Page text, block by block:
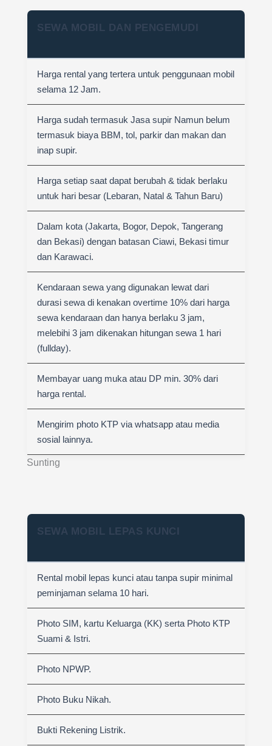
Sunting
SEWA MOBIL DAN PENGEMUDI
Harga rental yang tertera untuk penggunaan mobil
selama 12 Jam.
Harga sudah termasuk Jasa supir Namun belum
termasuk biaya BBM, tol, parkir dan makan dan
inap supir.
Harga setiap saat dapat berubah & tidak berlaku
untuk hari besar (Lebaran, Natal & Tahun Baru)
Dalam kota (Jakarta, Bogor, Depok, Tangerang
dan Bekasi) dengan batasan Ciawi, Bekasi timur
dan Karawaci.
Kendaraan sewa yang digunakan lewat dari
durasi sewa di kenakan overtime 10% dari harga
sewa kendaraan dan hanya berlaku 3 jam,
melebihi 3 jam dikenakan hitungan sewa 1 hari
(fullday).
Membayar uang muka atau DP min. 30% dari
harga rental.
Mengirim photo KTP via whatsapp atau media
sosial lainnya.
SEWA MOBIL LEPAS KUNCI
Rental mobil lepas kunci atau tanpa supir minimal
peminjaman selama 10 hari.
Photo SIM, kartu Keluarga (KK) serta Photo KTP
Suami & Istri.
Photo NPWP.
Photo Buku Nikah.
Bukti Rekening Listrik.